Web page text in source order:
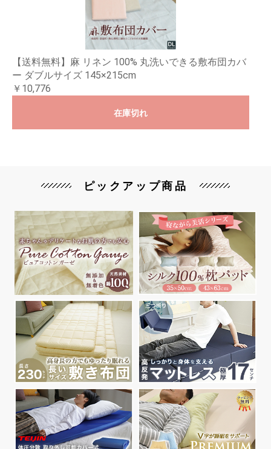
【送料無料】麻 リネン 100% 丸洗いできる敷布団カバ
ー ダブルサイズ 145×215cm
￥10,776
在庫切れ
ピックアップ商品